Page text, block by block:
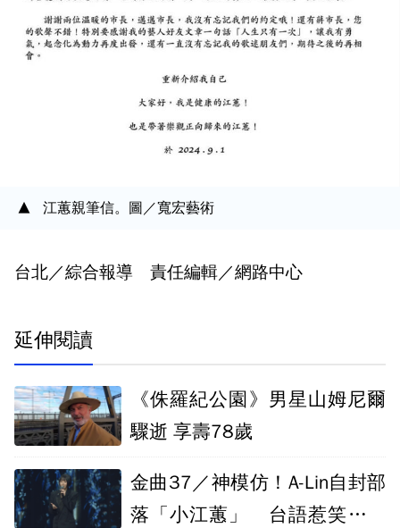
江蕙親筆信。圖／寬宏藝術
台北／綜合報導 責任編輯／網路中心
延伸閱讀
《侏羅紀公園》男星山姆尼爾
驟逝 享壽78歲
金曲37／神模仿！A-Lin自封部
落「小江蕙」 台語惹笑白冰